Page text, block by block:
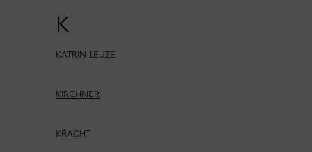
K
KATRIN LEUZE
KIRCHNER
KRACHT